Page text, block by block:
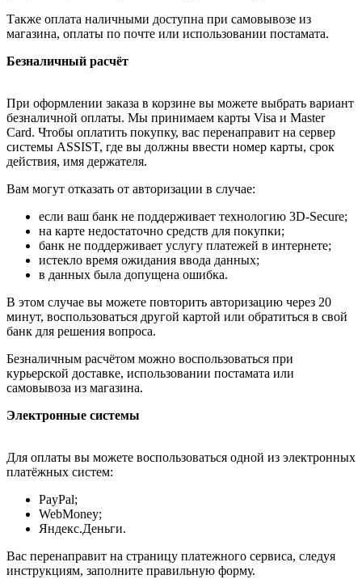
Также оплата наличными доступна при самовывозе из
магазина, оплаты по почте или использовании постамата.
Безналичный расчёт
При оформлении заказа в корзине вы можете выбрать вариант
безналичной оплаты. Мы принимаем карты Visa и Master
Card. Чтобы оплатить покупку, вас перенаправит на сервер
системы ASSIST, где вы должны ввести номер карты, срок
действия, имя держателя.
Вам могут отказать от авторизации в случае:
если ваш банк не поддерживает технологию 3D-Secure;
на карте недостаточно средств для покупки;
банк не поддерживает услугу платежей в интернете;
истекло время ожидания ввода данных;
в данных была допущена ошибка.
В этом случае вы можете повторить авторизацию через 20
минут, воспользоваться другой картой или обратиться в свой
банк для решения вопроса.
Безналичным расчётом можно воспользоваться при
курьерской доставке, использовании постамата или
самовывоза из магазина.
Электронные системы
Для оплаты вы можете воспользоваться одной из электронных
платёжных систем:
PayPal;
WebMoney;
Яндекс.Деньги.
Вас перенаправит на страницу платежного сервиса, следуя
инструкциям, заполните правильную форму.